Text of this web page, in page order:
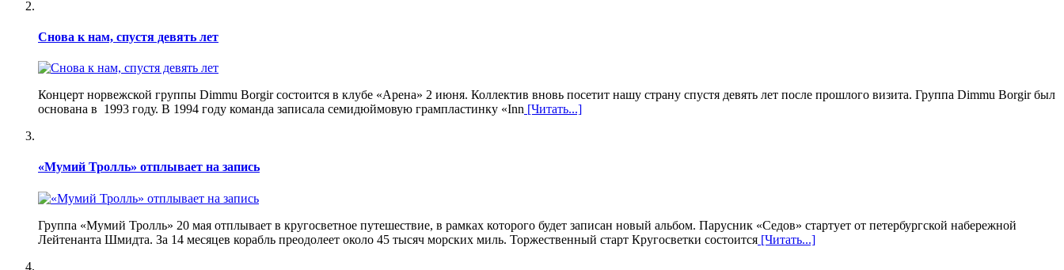
Снова к нам, спустя девять лет
Концерт норвежской группы Dimmu Borgir состоится в клубе «Арена» 2 июня. Коллектив вновь посетит нашу страну спустя девять лет после прошлого визита. Группа Dimmu Borgir был
основана в 1993 году. В 1994 году команда записала семидюймовую грампластинку «Inn [Читать...]
«Мумий Тролль» отплывает на запись
Группа «Мумий Тролль» 20 мая отплывает в кругосветное путешествие, в рамках которого будет записан новый альбом. Парусник «Седов» стартует от петербургской набережной
Лейтенанта Шмидта. За 14 месяцев корабль преодолеет около 45 тысяч морских миль. Торжественный старт Кругосветки состоится [Читать...]